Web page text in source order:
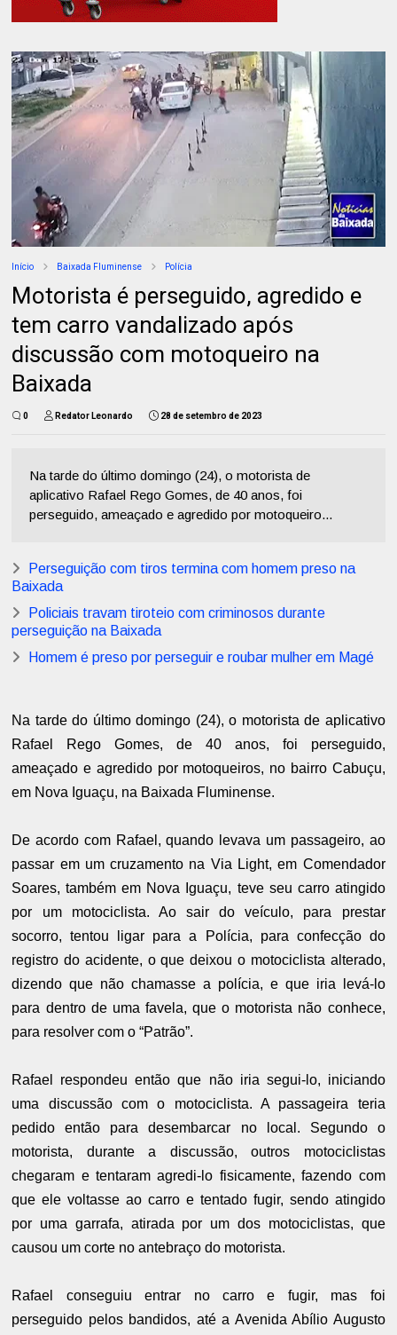
Início Baixada Fluminense Polícia
Motorista é perseguido, agredido e
tem carro vandalizado após
discussão com motoqueiro na
Baixada
0 Redator Leonardo 28 de setembro de 2023
Na tarde do último domingo (24), o motorista de
aplicativo Rafael Rego Gomes, de 40 anos, foi
perseguido, ameaçado e agredido por motoqueiro...
Perseguição com tiros termina com homem preso na
Baixada
Policiais travam tiroteio com criminosos durante
perseguição na Baixada
Homem é preso por perseguir e roubar mulher em Magé
Na tarde do último domingo (24), o motorista de aplicativo
Rafael Rego Gomes, de 40 anos, foi perseguido,
ameaçado e agredido por motoqueiros, no bairro Cabuçu,
em Nova Iguaçu, na Baixada Fluminense.
De acordo com Rafael, quando levava um passageiro, ao
passar em um cruzamento na Via Light, em Comendador
Soares, também em Nova Iguaçu, teve seu carro atingido
por um motociclista. Ao sair do veículo, para prestar
socorro, tentou ligar para a Polícia, para confecção do
registro do acidente, o que deixou o motociclista alterado,
dizendo que não chamasse a polícia, e que iria levá-lo
para dentro de uma favela, que o motorista não conhece,
para resolver com o “Patrão”.
Rafael respondeu então que não iria segui-lo, iniciando
uma discussão com o motociclista. A passageira teria
pedido então para desembarcar no local. Segundo o
motorista, durante a discussão, outros motociclistas
chegaram e tentaram agredi-lo fisicamente, fazendo com
que ele voltasse ao carro e tentado fugir, sendo atingido
por uma garrafa, atirada por um dos motociclistas, que
causou um corte no antebraço do motorista.
Rafael conseguiu entrar no carro e fugir, mas foi
perseguido pelos bandidos, até a Avenida Abílio Augusto